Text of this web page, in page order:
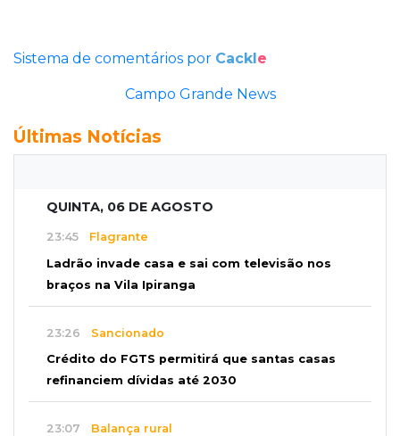
Sistema de comentários por Cackle
Campo Grande News
Últimas Notícias
QUINTA, 06 DE AGOSTO
23:45 Flagrante
Ladrão invade casa e sai com televisão nos
braços na Vila Ipiranga
23:26 Sancionado
Crédito do FGTS permitirá que santas casas
refinanciem dívidas até 2030
23:07 Balança rural